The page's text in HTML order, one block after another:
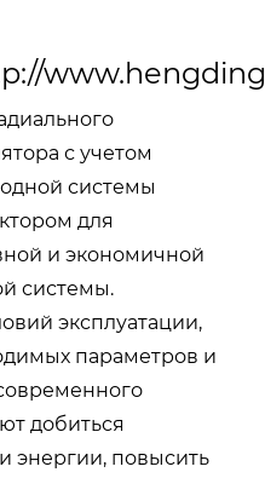
с учетом
системы
для
и экономичной
системы.
эксплуатации,
параметров и
добиться
энергии, повысить